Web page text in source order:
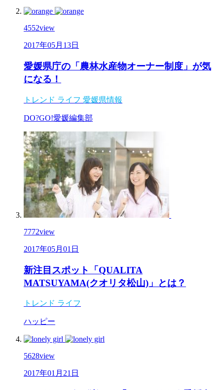
4552view
2017年05月13日
愛媛県庁の「農林水産物オーナー制度」が気
になる！
トレンド ライフ 愛媛県情報
DO?GO!愛媛編集部
7772view
2017年05月01日
新注目スポット「QUALITA
MATSUYAMA(クオリタ松山)」とは？
トレンド ライフ
ハッピー
5628view
2017年01月21日